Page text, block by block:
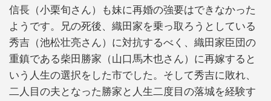
信長（小栗旬さん）も妹に再婚の強要はできなかった
ようです。兄の死後、織田家を乗っ取ろうとしている
秀吉（池松壮亮さん）に対抗するべく、織田家臣団の
重鎮である柴田勝家（山口馬木也さん）に再嫁すると
いう人生の選択をした市でした。そして秀吉に敗れ、
二人目の夫となった勝家と人生二度目の落城を経験す